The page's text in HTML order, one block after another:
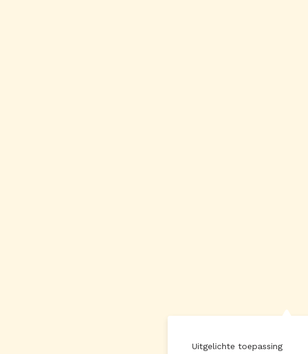
Uitgelichte toepassing